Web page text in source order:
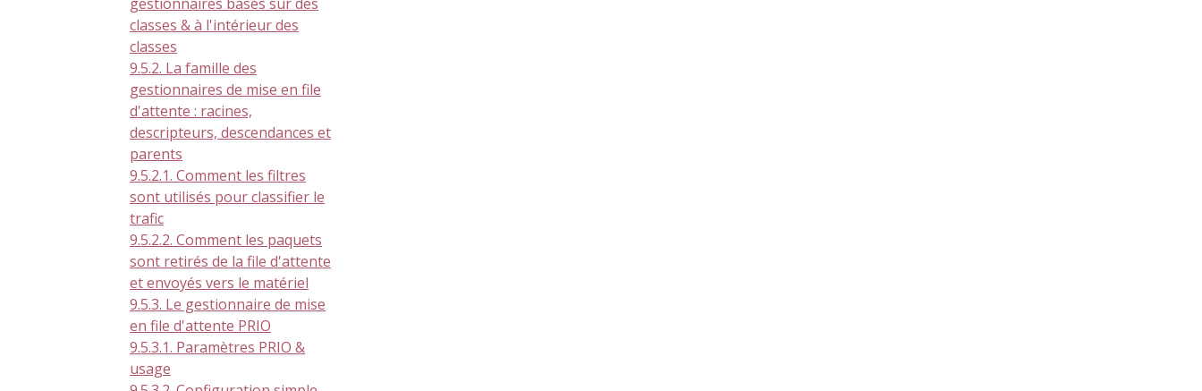
classes & à l'intérieur des
classes
9.5.2. La famille des
gestionnaires de mise en file
d'attente : racines,
descripteurs, descendances et
parents
9.5.2.1. Comment les filtres
sont utilisés pour classifier le
trafic
9.5.2.2. Comment les paquets
sont retirés de la file d'attente
et envoyés vers le matériel
9.5.3. Le gestionnaire de mise
en file d'attente PRIO
9.5.3.1. Paramètres PRIO &
usage